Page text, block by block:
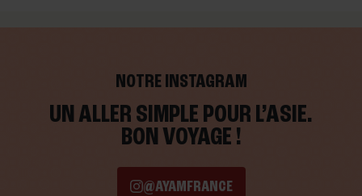
NOTRE INSTAGRAM
UN ALLER SIMPLE POUR L’ASIE.
BON VOYAGE !
@AYAMFRANCE